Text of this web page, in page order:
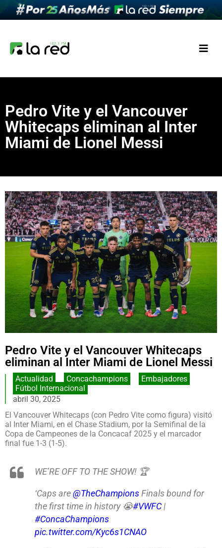
Pedro Vite y el Vancouver
Whitecaps eliminan al Inter
Miami de Lionel Messi
Pedro Vite y el Vancouver Whitecaps
eliminan al Inter Miami de Lionel Messi
Actualidad Concachampions Embajadores
Fútbol Internacional
abril 30, 2025
El Vancouver Whitecaps (con Pedro Vite como figura) visitó
al Inter Miami, en el Chase Stadium​, por la Semifinal de la
Copa de Campeones de la Concacaf 2025 y el marcador
final fue 1-3 (1-5).
WE’RE OFF TO THE SHOW! 🏆
‘Caps are@TheChampionsFinals bound for
the first time in history 😭#VWFC|
#ConcaChampions
pic.twitter.com/Kyc6s1CNAO